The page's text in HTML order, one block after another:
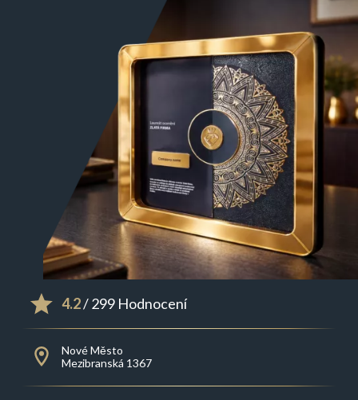
4.2/ 299 Hodnocení
Nové Město
Mezibranská 1367